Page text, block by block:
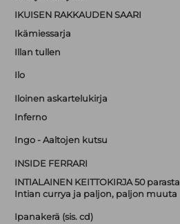
IKUISEN RAKKAUDEN SAARI
Ikämiessarja
Illan tullen
Ilo
Iloinen askartelukirja
Inferno
Ingo - Aaltojen kutsu
INSIDE FERRARI
INTIALAINEN KEITTOKIRJA 50 parasta
Intian currya ja paljon, paljon muuta
Ipanakerä (sis. cd)